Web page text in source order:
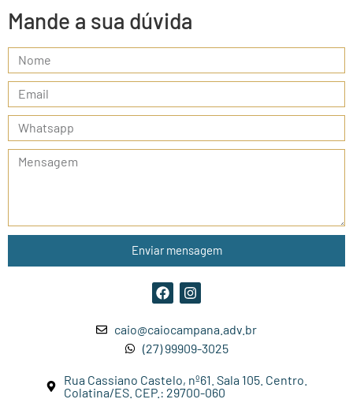
Mande a sua dúvida
Enviar mensagem
caio@caiocampana.adv.br
(27) 99909-3025
Rua Cassiano Castelo, nº61. Sala 105. Centro.
Colatina/ES. CEP.: 29700-060